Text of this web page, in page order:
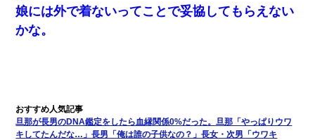
この母親は娘の黒歴史を掘り出さないと死ぬんか？ 死ぬんか？
顔引きつってた → そして弟嫁が迎えに来た翌日…
娘には外で着ないってことで妥協してもらえない
かな。
旦那が長男のDNA鑑定をしたら血縁関係0%だった。旦那「やっぱりウワ
キしてたんだな…」長男「俺は誰の子供なの？」長女・次男「ウワキ